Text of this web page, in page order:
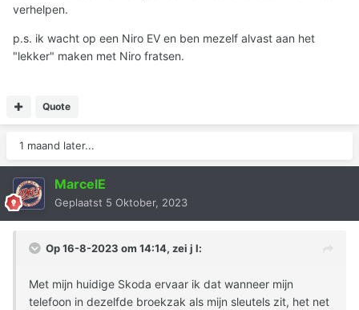
verhelpen.
p.s. ik wacht op een Niro EV en ben mezelf alvast aan het
"lekker" maken met Niro fratsen.
Quote
1 maand later...
MarcelE
Geplaatst 5 Oktober, 2023
Op 16-8-2023 om 14:14, zei j l:
Met mijn huidige Skoda ervaar ik dat wanneer mijn
telefoon in dezelfde broekzak als mijn sleutels zit, het net